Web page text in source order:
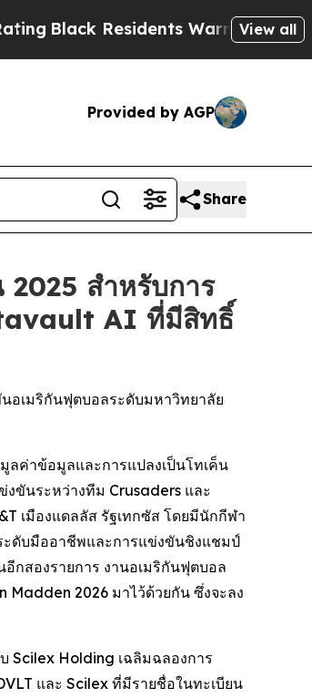
Residents Warned of AbusiveView all
Provided by AGP
Share
สำหรับการ
AI ที่มีสิทธิ์
อเมริกันฟุตบอลระดับมหาวิทยาลัย
ลค่าข้อมูลและการแปลงเป็นโทเค็น
ขันระหว่างทีม Crusaders และ
เมืองแดลลัส รัฐเทกซัส โดยมีนักกีฬา
ดับมืออาชีพและการแข่งขันชิงแชมป์
กสองรายการ งานอเมริกันฟุตบอล
2026 มาไว้ด้วยกัน ซึ่งจะลง
Scilex Holding เฉลิมฉลองการ
และ Scilex ที่มีรายชื่อในทะเบียน